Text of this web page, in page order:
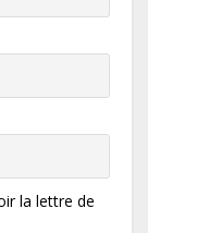
la lettre de